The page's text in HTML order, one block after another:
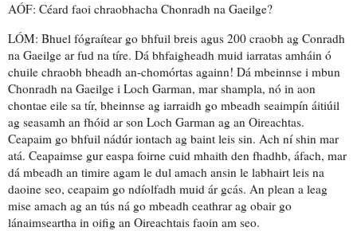
AÓF: Céard faoi chraobhacha Chonradh na Gaeilge?
LÓM: Bhuel fógraítear go bhfuil breis agus 200 craobh ag Conradh
na Gaeilge ar fud na tíre. Dá bhfaigheadh muid iarratas amháin ó
chuile chraobh bheadh an-chomórtas againn! Dá mbeinnse i mbun
Chonradh na Gaeilge i Loch Garman, mar shampla, nó in aon
chontae eile sa tír, bheinnse ag iarraidh go mbeadh seaimpín áitiúil
ag seasamh an fhóid ar son Loch Garman ag an Oireachtas.
Ceapaim go bhfuil nádúr iontach ag baint leis sin. Ach ní shin mar
atá. Ceapaimse gur easpa foirne cuid mhaith den fhadhb, áfach, mar
dá mbeadh an timire agam le dul amach ansin le labhairt leis na
daoine seo, ceapaim go ndíolfadh muid ár gcás. An plean a leag
mise amach ag an tús ná go mbeadh ceathrar ag obair go
lánaimseartha in oifig an Oireachtais faoin am seo.